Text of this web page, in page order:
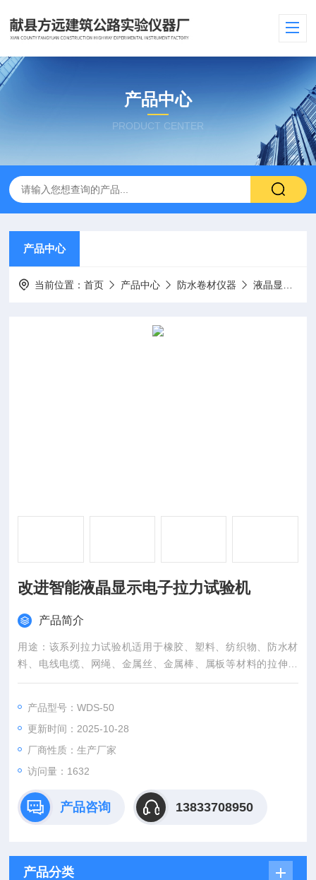
产品中心
PRODUCT CENTER
产品中心
当前位置：首页 产品中心 防水卷材仪器 液晶显示电子拉力试验机
改进智能液晶显示电子拉力试验机
产品简介
用途：该系列拉力试验机适用于橡胶、塑料、纺织物、防水材
料、电线电缆、网绳、金属丝、金属棒、属板等材料的拉伸试
验，增加附具可做压缩、弯曲等试验。具有试验力数字显示，试
液晶显示电子拉力试验机
产品型号：WDS-50
更新时间：2025-10-28
厂商性质：生产厂家
访问量：1632
产品咨询 13833708950
产品分类